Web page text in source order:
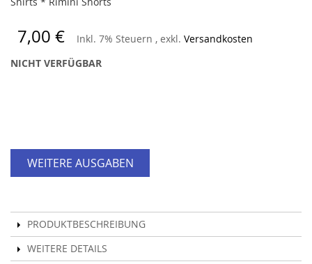
7,00 € Inkl. 7% Steuern , exkl. Versandkosten
NICHT VERFÜGBAR
WEITERE AUSGABEN
PRODUKTBESCHREIBUNG
WEITERE DETAILS